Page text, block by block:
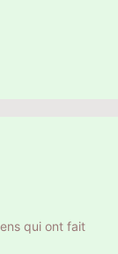
qui ont fait